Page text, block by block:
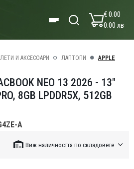
€ 0.00
0.00 лв
И АКСЕСОАРИ ЛАПТОПИ APPLE
NEO 13 2026 - 13"
8GB LPDDR5X, 512GB
A
Виж наличността по складовете